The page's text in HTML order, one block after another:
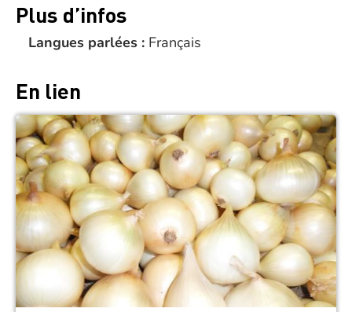
Plus d’infos
Langues parlées : Français
En lien